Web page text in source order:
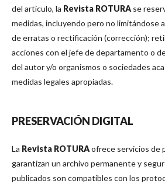
del artículo, la Revista ROTURA se
medidas, incluyendo pero no limitándose
de erratas o rectificación (corrección);
acciones con el jefe de departamento o
del autor y/o organismos o sociedades
medidas legales apropiadas.
PRESERVACIÓN DIGITAL
La Revista ROTURAofrece servicios de
garantizan un archivo permanente y
publicados son compatibles con los